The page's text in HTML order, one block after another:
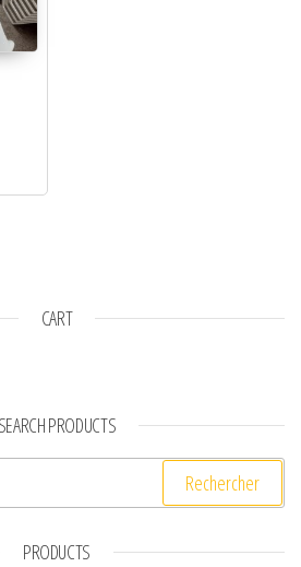
CART
SEARCH PRODUCTS
PRODUCTS